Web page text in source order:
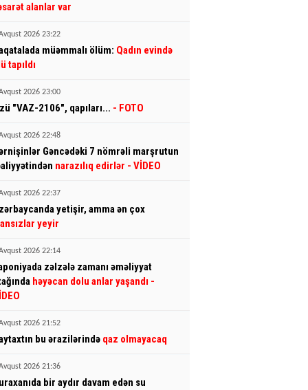
alanlar var
2026 23:22
müəmmalı ölüm: Qadın evində
tapıldı
2026 23:00
"VAZ-2106", qapıları... - FOTO
2026 22:48
Gəncədəki 7 nömrəli marşrutun
narazılıq edirlər - VİDEO
2026 22:37
yetişir, amma ən çox
yeyir
2026 22:14
zəlzələ zamanı əməliyyat
həyəcan dolu anlar yaşandı -
2026 21:52
bu ərazilərində qaz olmayacaq
2026 21:36
bir aydır davam edən su